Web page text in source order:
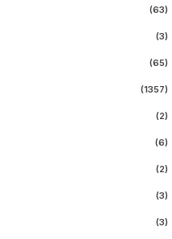
(63)
(3)
(65)
(1357)
(2)
(6)
(2)
(3)
(3)